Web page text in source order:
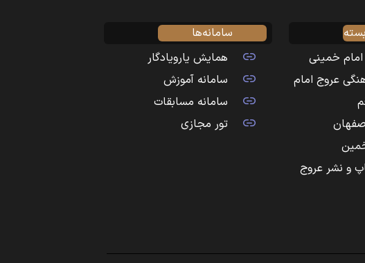
خمینی
عروج امام
و نشر عروج
سامانه‌ها
همایش یارویادگار
سامانه آموزش
سامانه مسابقات
تور مجازی